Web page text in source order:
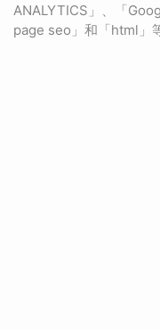
ANALYTICS」、「
page seo」和「html」